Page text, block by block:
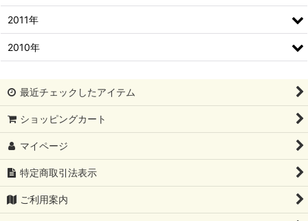
2011年
2010年
最近チェックしたアイテム
ショッピングカート
マイページ
特定商取引法表示
ご利用案内